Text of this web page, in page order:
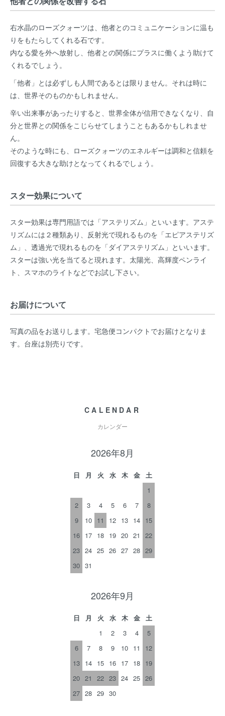
右水晶のローズクォーツは、他者とのコミュニケーションに温も
りをもたらしてくれる石です。
内なる愛を外へ放射し、他者との関係にプラスに働くよう助けて
くれるでしょう。
「他者」とは必ずしも人間であるとは限りません。それは時に
は、世界そのものかもしれません。
辛い出来事があったりすると、世界全体が信用できなくなり、自
分と世界との関係をこじらせてしまうこともあるかもしれませ
ん。
そのような時にも、ローズクォーツのエネルギーは調和と信頼を
回復する大きな助けとなってくれるでしょう。
スター効果について
スター効果は専門用語では「アステリズム」といいます。アステ
リズムには２種類あり、反射光で現れるものを「エピアステリズ
ム」、透過光で現れるものを「ダイアステリズム」といいます。
スターは強い光を当てると現れます。太陽光、高輝度ペンライ
ト、スマホのライトなどでお試し下さい。
お届けについて
写真の品をお送りします。宅急便コンパクトでお届けとなりま
す。台座は別売りです。
CALENDAR
カレンダー
2026年8月
日 月 火 水 木 金
土
1
2
3 4 5 6 7
8
9
10 11 12 13 14 15
16 17 18 19 20 21
22
23 24 25 26 27 28 29
30 31
2026年9月
日 月 火 水 木 金
土
1
2 3 4
5
6
7 8 9 10 11
12
13 14 15 16 17 18 19
20 21 22 23 24 25 26
27 28 29 30